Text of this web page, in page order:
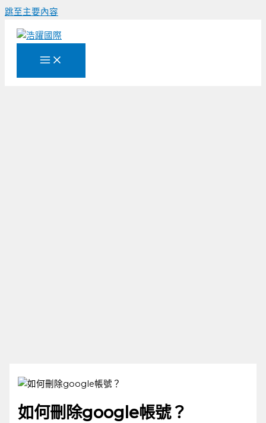
跳至主要內容
如何刪除google帳號？